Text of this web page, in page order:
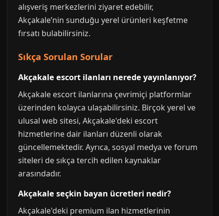
alışveriş merkezlerini ziyaret edebilir,
Akçakale’nin sunduğu yerel ürünleri keşfetme
fırsatı bulabilirsiniz.
Sıkça Sorulan Sorular
Akçakale escort ilanları nerede yayınlanıyor?
Akçakale escort ilanlarına çevrimiçi platformlar
üzerinden kolayca ulaşabilirsiniz. Birçok yerel ve
ulusal web sitesi, Akçakale'deki escort
hizmetlerine dair ilanları düzenli olarak
güncellemektedir. Ayrıca, sosyal medya ve forum
siteleri de sıkça tercih edilen kaynaklar
arasındadır.
Akçakale seçkin bayan ücretleri nedir?
Akçakale'deki premium ilan hizmetlerinin